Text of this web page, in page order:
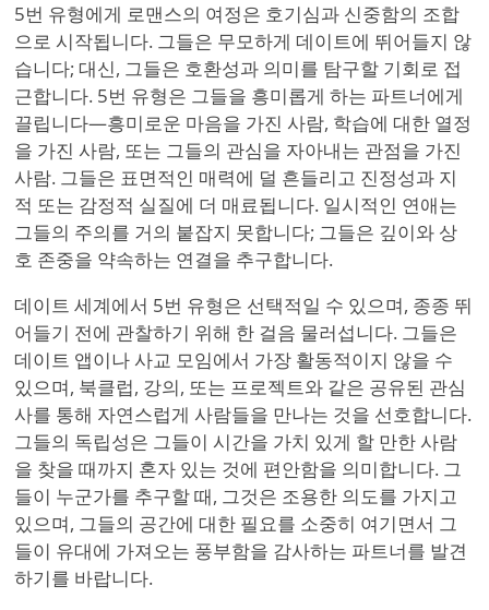
5번 유형에게 로맨스의 여정은 호기심과 신중함의 조합
으로 시작됩니다. 그들은 무모하게 데이트에 뛰어들지 않
습니다; 대신, 그들은 호환성과 의미를 탐구할 기회로 접
근합니다. 5번 유형은 그들을 흥미롭게 하는 파트너에게
끌립니다—흥미로운 마음을 가진 사람, 학습에 대한 열정
을 가진 사람, 또는 그들의 관심을 자아내는 관점을 가진
사람. 그들은 표면적인 매력에 덜 흔들리고 진정성과 지
적 또는 감정적 실질에 더 매료됩니다. 일시적인 연애는
그들의 주의를 거의 붙잡지 못합니다; 그들은 깊이와 상
호 존중을 약속하는 연결을 추구합니다.
데이트 세계에서 5번 유형은 선택적일 수 있으며, 종종 뛰
어들기 전에 관찰하기 위해 한 걸음 물러섭니다. 그들은
데이트 앱이나 사교 모임에서 가장 활동적이지 않을 수
있으며, 북클럽, 강의, 또는 프로젝트와 같은 공유된 관심
사를 통해 자연스럽게 사람들을 만나는 것을 선호합니다.
그들의 독립성은 그들이 시간을 가치 있게 할 만한 사람
을 찾을 때까지 혼자 있는 것에 편안함을 의미합니다. 그
들이 누군가를 추구할 때, 그것은 조용한 의도를 가지고
있으며, 그들의 공간에 대한 필요를 소중히 여기면서 그
들이 유대에 가져오는 풍부함을 감사하는 파트너를 발견
하기를 바랍니다.